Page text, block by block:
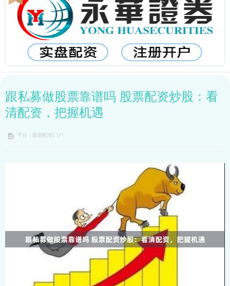
跟私募做股票靠谱吗 股票配资炒股：看
清配资，把握机遇
平台：股票配资门户